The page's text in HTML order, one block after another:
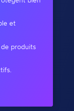
et
produits